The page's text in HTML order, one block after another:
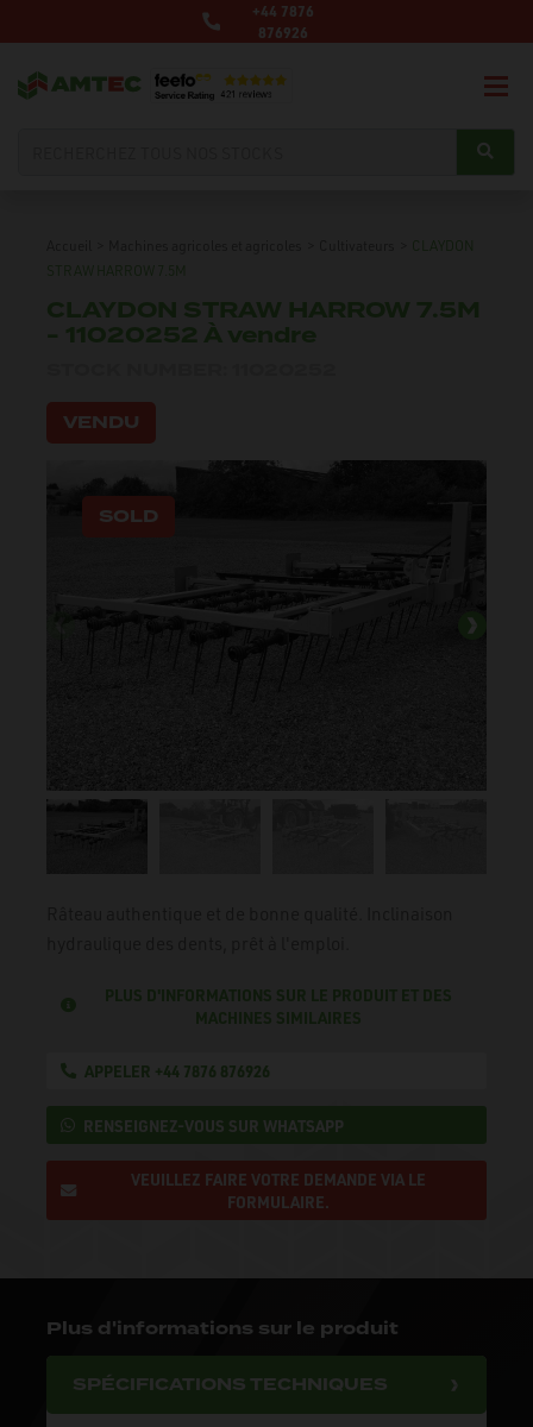
+44 7876
876926
CLAYDON
STRAW HARROW 7.5M
CLAYDON STRAW HARROW 7.5M
- 11020252 À vendre
VENDU
SOLD
PLUS D'INFORMATIONS SUR LE PRODUIT ET DES
MACHINES SIMILAIRES
APPELER +44 7876 876926
RENSEIGNEZ-VOUS SUR WHATSAPP
VEUILLEZ FAIRE VOTRE DEMANDE VIA LE
FORMULAIRE.
Plus d'informations sur le produit
SPÉCIFICATIONS TECHNIQUES